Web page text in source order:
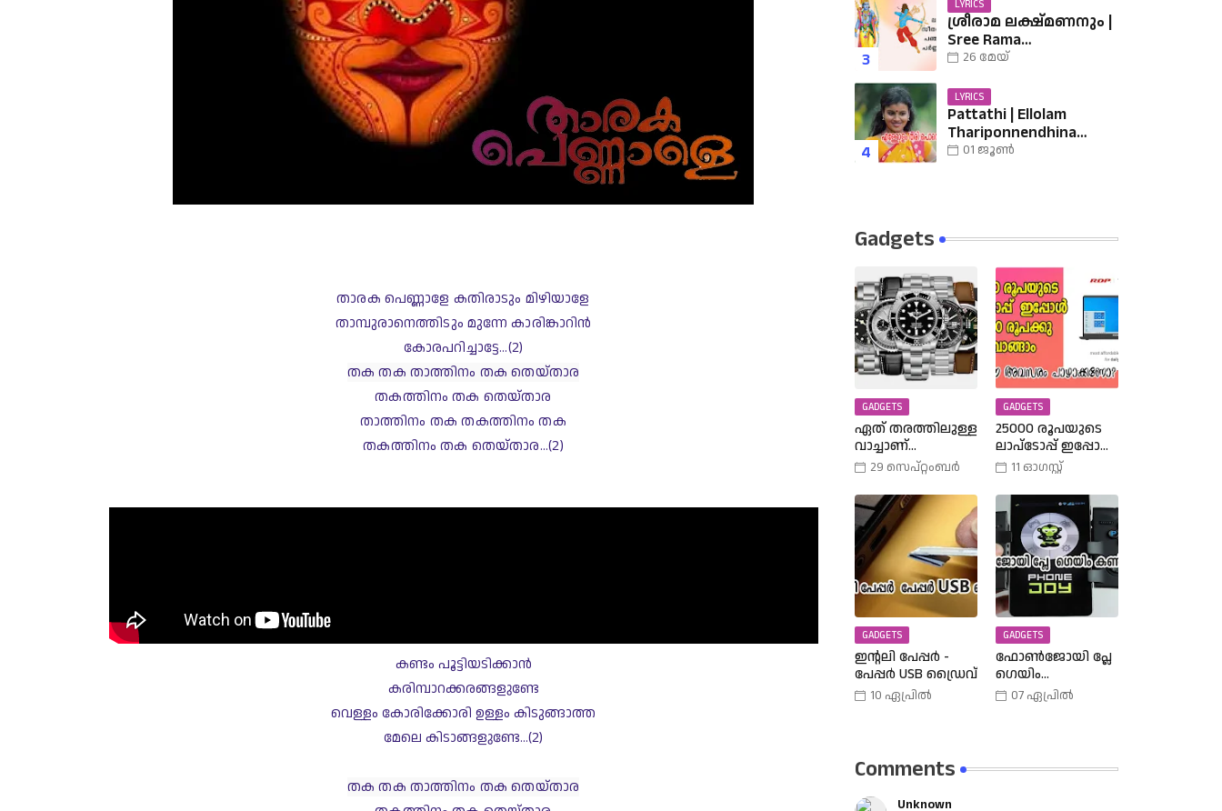
താരക പെണ്ണാളേ കതിരാടും മിഴിയാളേ
താമ്പുരാനെത്തിടും മുന്നേ കാരിങ്കാറിന്‍
കോരപറിച്ചാട്ടേ...(2)
തക തക താത്തിനം തക തെയ്താര
തകത്തിനം തക തെയ്താര
താത്തിനം തക തകത്തിനം തക
തകത്തിനം തക തെയ്താര...(2)
കണ്ടം പൂട്ടിയടിക്കാന്‍
കരിമ്പാറക്കരങ്ങളുണ്ടേ
വെള്ളം കോരിക്കോരി ഉള്ളം കിടുങ്ങാത്ത
മേലെ കിടാങ്ങളുണ്ടേ...(2)
തക തക താത്തിനം തക തെയ്താര
LYRICS
ശ്രീരാമ ലക്ഷ്മണനും |
Sree Rama
Lakshmananum Lyrics |
Sreerama Song
Malayalam | Hindu
Devotional
26 മേയ്
LYRICS
Pattathi | Ellolam
Thariponnendhina
Lyrics | എള്ളോളം തരി
01 ജൂൺ
Gadgets
GADGETS
ഏത് തരത്തിലുള്ള
വാച്ചാണ്
നിങ്ങളുടെ
കൈയ്യിലുള്ളത്,
അത് എങ്ങനെ
തിരഞ്ഞെടുത്തു?
വിവിധ
തരത്തിലുള്ള
വാച്ചുകൾ
പരിചയപ്പെടാം.
29 സെപ്റ്റംബർ
GADGETS
25000 രൂപയുടെ
ലാപ്ടോപ്പ് ഇപ്പോൾ
18990 രൂപക്കു
Freedom Sale Buy A
25000 Laptop In
18,900 Rupees |
11 ഓഗസ്റ്റ്
GADGETS
ഇന്റലി പേപ്പർ -
പേപ്പർ USB ഡ്രൈവ്
10 ഏപ്രിൽ
GADGETS
ഫോൺജോയി പ്ലേ
ഗെയിം
കൺട്രോളർ |
07 ഏപ്രിൽ
Comments
Unknown